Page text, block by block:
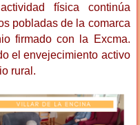
física continúa
pobladas de la comarca
firmado con la Excma.
el envejecimiento activo
rural.